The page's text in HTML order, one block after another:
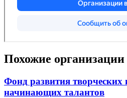
Похожие организации
Фонд развития творческих
начинающих талантов